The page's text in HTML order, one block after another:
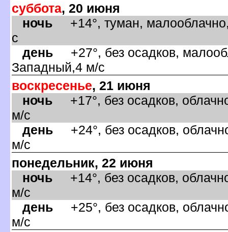
суббота, 20 июня
ночь +14°, туман,
с
день +27°, без осадков,
Западный,4 м/с
оскресенье, 21 июня
ночь +17°, без осадков,
м/с
день +24°, без осадков,
м/с
понедельник, 22 июня
ночь +14°, без осадков,
м/с
день +25°, без осадков,
м/с